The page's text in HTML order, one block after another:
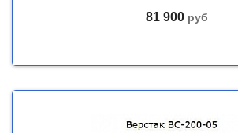
81 900 руб